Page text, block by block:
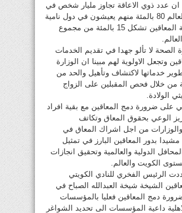
ان عدد ذوي الاعاقة تجاوز مليار شخص في
جميع انحاء العالم 80 بالمئة منهم يعيشون في دول نامية
مبينا ان نسبة المعاقين تشكل 15 بالمئة من مجموع
الصحة لا تألو جهدا في تقديم الخدمات
وتجعل الاولوية لهم مبينا ان الوزارة
خدماتها لاكتشاف وتأهيل والحد من
من خلال فحص المقبلين على الزواج
الولادة.
على ضرورة دمج المعاقين مع بقية افراد
الوعي بحقوق المعاق وتكاتف
من اجل اشراك المعاق في
مشيدا بدور المعاقين البارز في تمثيل
الدولية والعالمية وتحقيق انجازات
الكويت والعالم.
الرئيس الفخري للنادي الكويتي
الشيخة شيخة العبدالله الصباح في
دمج المعاقين فعليا بالمؤسسات
داعية المؤسسات الى تحديد الشواغر